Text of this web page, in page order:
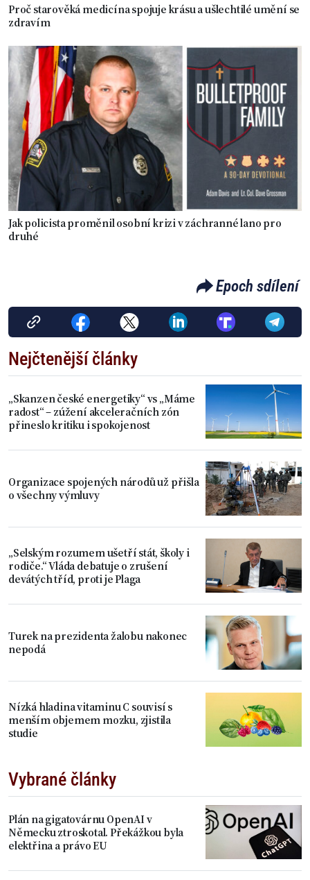
Proč starověká medicína spojuje krásu a ušlechtilé umění se
zdravím
Jak policista proměnil osobní krizi v záchranné lano pro
druhé
Epoch sdílení
Nejčtenější články
„Skanzen české energetiky“ vs „Máme
radost“ – zúžení akceleračních zón
přineslo kritiku i spokojenost
Organizace spojených národů už přišla
o všechny výmluvy
„Selským rozumem ušetří stát, školy i
rodiče.“ Vláda debatuje o zrušení
devátých tříd, proti je Plaga
Turek na prezidenta žalobu nakonec
nepodá
Nízká hladina vitaminu C souvisí s
menším objemem mozku, zjistila
studie
Vybrané články
Plán na gigatovárnu OpenAI v
Německu ztroskotal. Překážkou byla
elektřina a právo EU